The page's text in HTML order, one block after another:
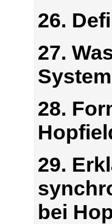
26.
27.
28.
29.
bei